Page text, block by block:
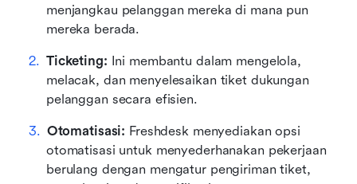
menjangkau pelanggan mereka di mana pun
mereka berada.
Ticketing: Ini membantu dalam mengelola,
melacak, dan menyelesaikan tiket dukungan
pelanggan secara efisien.
Otomatisasi: Freshdesk menyediakan opsi
otomatisasi untuk menyederhanakan pekerjaan
berulang dengan mengatur pengiriman tiket,